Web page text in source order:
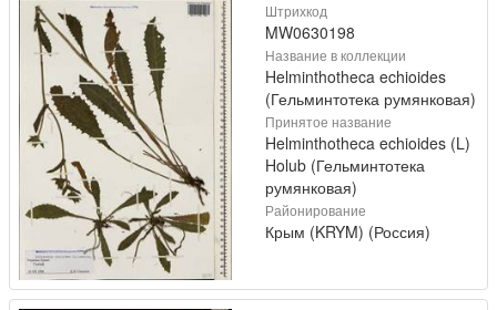
Штрихкод
MW0630198
Название в коллекции
Helminthotheca echioides
(Гельминтотека румянковая)
Принятое название
Helminthotheca echioides (L)
Holub (Гельминтотека
румянковая)
Районирование
Крым (KRYM) (Россия)